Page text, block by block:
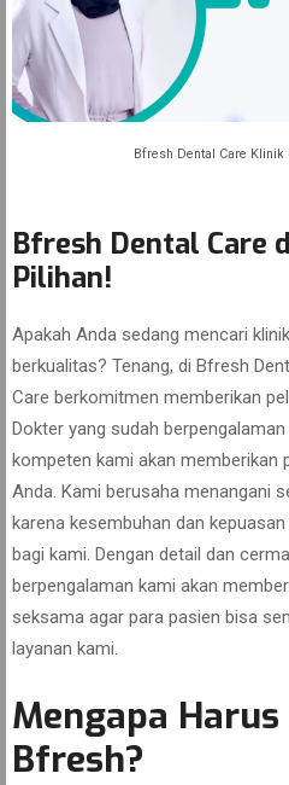
Bfresh Dental Care Klinik
Bfresh Dental Care
Pilihan!
Apakah Anda sedang mencari
berkualitas? Tenang, di Bfresh
Care berkomitmen memberikan
Dokter yang sudah
kompeten kami akan memberikan
Anda. Kami berusaha menangani
karena kesembuhan dan
bagi kami. Dengan detail dan
berpengalaman kami akan
seksama agar para pasien bisa
layanan kami.
Mengapa
Bfresh?